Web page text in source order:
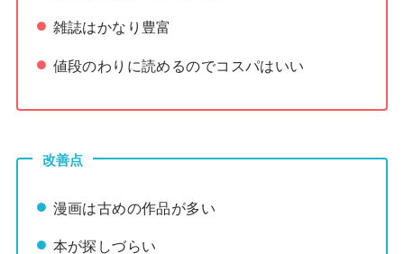
雑誌はかなり豊富
値段のわりに読めるのでコスパはいい
改善点
漫画は古めの作品が多い
本が探しづらい